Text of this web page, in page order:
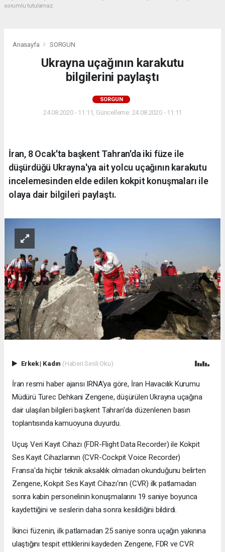
sorumlu tutulamaz.
Anasayfa SORGUN
Ukrayna uçağının karakutu
bilgilerini paylaştı
SORGUN
24.08.2020 - 11:11, Güncelleme: 24.08.2020 - 11:11
İran, 8 Ocak'ta başkent Tahran'da iki füze ile
düşürdüğü Ukrayna'ya ait yolcu uçağının karakutu
incelemesinden elde edilen kokpit konuşmaları ile
olaya dair bilgileri paylaştı.
Erkek| Kadın (Haberi Sesli Oku)
İran resmi haber ajansı IRNA'ya göre, İran Havacılık Kurumu
Müdürü Turec Dehkani Zengene, düşürülen Ukrayna uçağına
dair ulaşılan bilgileri başkent Tahran'da düzenlenen basın
toplantısında kamuoyuna duyurdu.
Uçuş Veri Kayıt Cihazı (FDR-Flight Data Recorder) ile Kokpit
Ses Kayıt Cihazlarının (CVR-Cockpit Voice Recorder)
Fransa'da hiçbir teknik aksaklık olmadan okunduğunu belirten
Zengene, Kokpit Ses Kayıt Cihazı'nın (CVR) ilk patlamadan
sonra kabin personelinin konuşmalarını 19 saniye boyunca
kaydettiğini ve seslerin daha sonra kesildiğini bildirdi.
İkinci füzenin, ilk patlamadan 25 saniye sonra uçağın yakınına
ulaştığını tespit ettiklerini kaydeden Zengene, FDR ve CVR